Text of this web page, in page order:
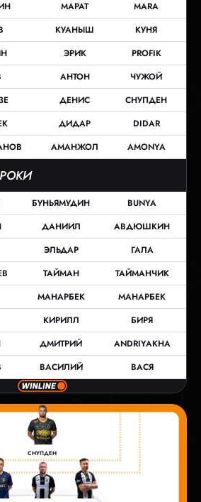
МАРАТ
MARA
КУАНЫШ
КУНЯ
ЭРИК
PROFIK
АНТОН
ЧУЖОЙ
ДЕНИС
СНУПДЕН
ДИДАР
DIDAR
АМАНЖОЛ AMONYA
БУНЬЯМУДИН
BUNYA
ДАНИИЛ
АВДЮШКИН
ЭЛЬДАР
ГАЛА
ТАЙМАН
ТАЙМАНЧИК
МАНАРБЕК
МАНАРБЕК
КИРИЛЛ
БИРЯ
ДМИТРИЙ
ANDRIYAKHA
ВАСИЛИЙ ВАСЯ
СНУПДЕН